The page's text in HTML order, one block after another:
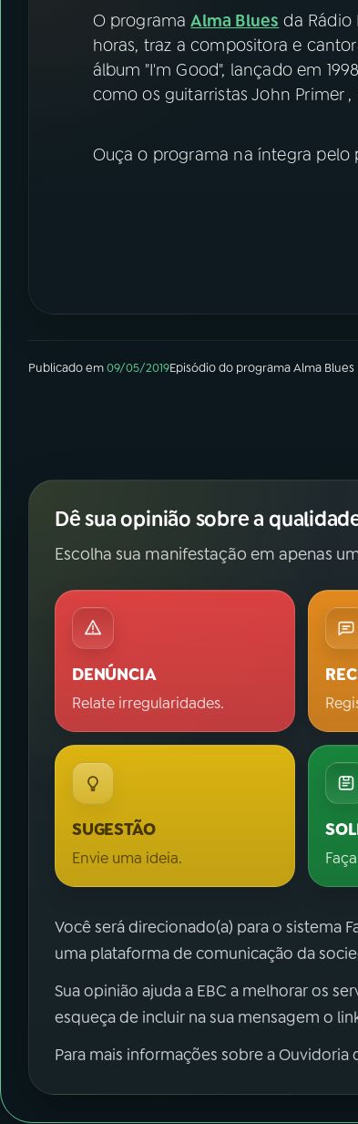
FESTIVAL DE MÚSICA
YouTube Facebook
O programaAlma Blues da Rádio
horas, traz a compositora e
álbum "I'm Good", lançado em
como os guitarristas John Primer
Ouça o programa na íntegra pelo
Publicado em09/05/2019Episódiodo programaAlma Blues
Dê sua opinião sobre a
Escolha sua manifestação em apenas
DENÚNCIA
Relate irregularidades.
SUGESTÃO
Envie uma ideia.
Você será direcionado(a) para o sistema
uma plataforma de comunicação da
Sua opinião ajuda a EBC a melhorar os
esqueça de incluir na sua mensagem o
Para mais informações sobre a Ouvidoria